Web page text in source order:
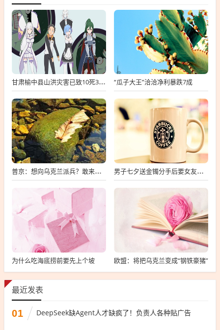
甘肃榆中县山洪灾害已致10死33失联 “瓜子大王”洽洽净利暴跌7成
普京：想向乌克兰派兵？敢来就打，普京，敢派兵到乌克兰，将面临严厉反击 男子七夕送金镯分手后要女友还钱
为什么吃海底捞前要先上个坡 欧盟：将把乌克兰变成“钢铁豪猪”
最近发表
01 DeepSeek缺Agent人才缺疯了！负责人各种贴广告